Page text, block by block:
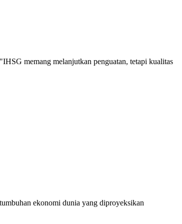
memang melanjutkan penguatan, tetapi kualitas
ekonomi dunia yang diproyeksikan